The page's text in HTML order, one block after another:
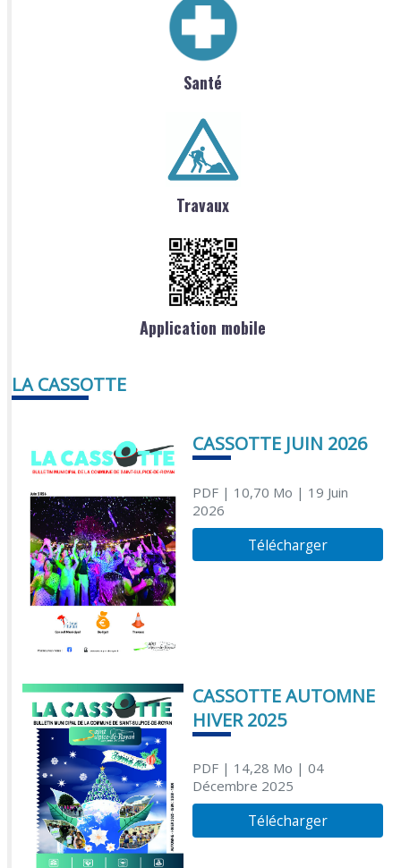
Santé
Travaux
Application mobile
LA CASSOTTE
CASSOTTE JUIN 2026
PDF| 10,70 Mo | 19 Juin
2026
Télécharger
CASSOTTE AUTOMNE
HIVER 2025
PDF| 14,28 Mo | 04
Décembre 2025
Télécharger